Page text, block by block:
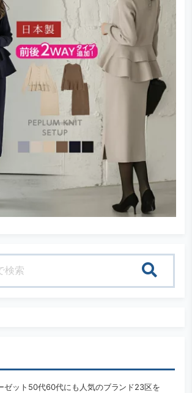
ゼット50代60代にも人気のブランド23区を